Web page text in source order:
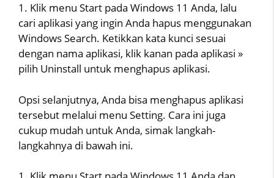
1. Klik menu Start pada Windows 11 Anda, lalu
cari aplikasi yang ingin Anda hapus menggunakan
Windows Search. Ketikkan kata kunci sesuai
dengan nama aplikasi, klik kanan pada aplikasi »
pilih Uninstall untuk menghapus aplikasi.
Opsi selanjutnya, Anda bisa menghapus aplikasi
tersebut melalui menu Setting. Cara ini juga
cukup mudah untuk Anda, simak langkah-
langkahnya di bawah ini.